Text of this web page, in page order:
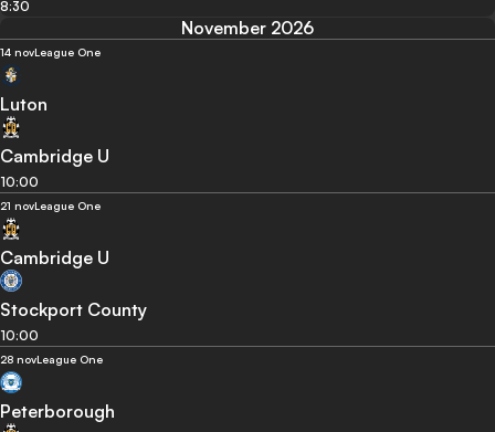
8:30
November 2026
14 novLeague One
Luton
Cambridge U
10:00
21 novLeague One
Cambridge U
Stockport County
10:00
28 novLeague One
Peterborough